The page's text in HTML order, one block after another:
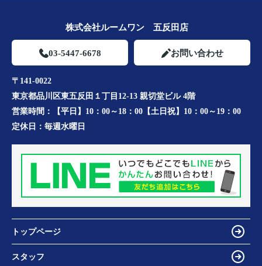
株式会社ルームワン 五反田店
03-5447-6678 お問い合わせ
〒141-0022
東京都品川区東五反田１丁目12-13 親切堂ビル 4階
営業時間：
【平日】10：00～18：00【土日祝】10：00～19：00
定休日： 毎週水曜日
トップページ
スタッフ